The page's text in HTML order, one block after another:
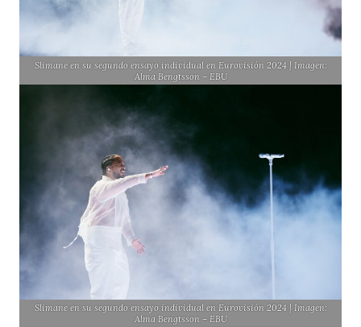
Slimane en su segundo ensayo individual en Eurovisión 2024 | Imagen:
Alma Bengtsson – EBU
Slimane en su segundo ensayo individual en Eurovisión 2024 | Imagen:
Alma Bengtsson – EBU